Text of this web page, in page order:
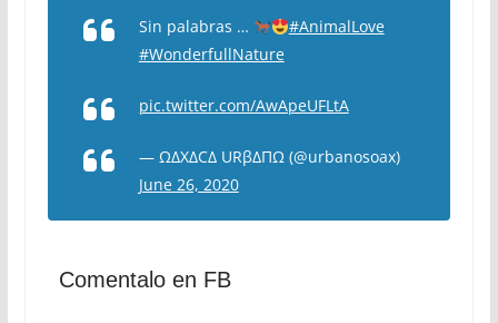
Sin palabras …
#AnimalLove
#WonderfullNature
pic.twitter.com/AwApeUFLtA
— ΩΔXΔCΔ URβΔΠΩ (@urbanosoax)
June 26, 2020
Comentalo en FB